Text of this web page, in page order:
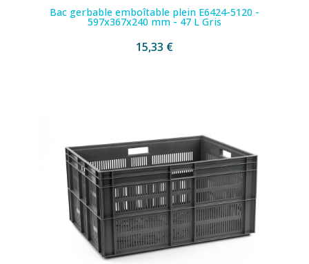
Bac gerbable emboîtable plein E6424-5120 -
597x367x240 mm - 47 L Gris
15,33 €